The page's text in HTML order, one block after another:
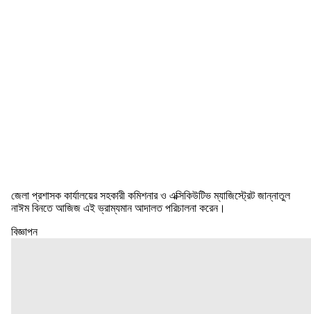
জেলা প্রশাসক কার্যালয়ের সহকারী কমিশনার ও এক্সিকিউটিভ ম্যাজিস্ট্রেট জান্নাতুল
নাঈম বিনতে আজিজ এই ভ্রাম্যমান আদালত পরিচালনা করেন।
বিজ্ঞাপন